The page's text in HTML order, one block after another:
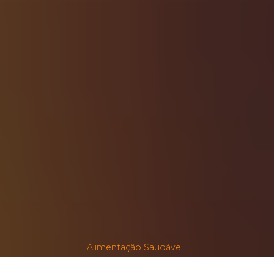
Alimentação Saudável